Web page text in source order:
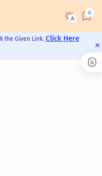
the Given Link. Click Here